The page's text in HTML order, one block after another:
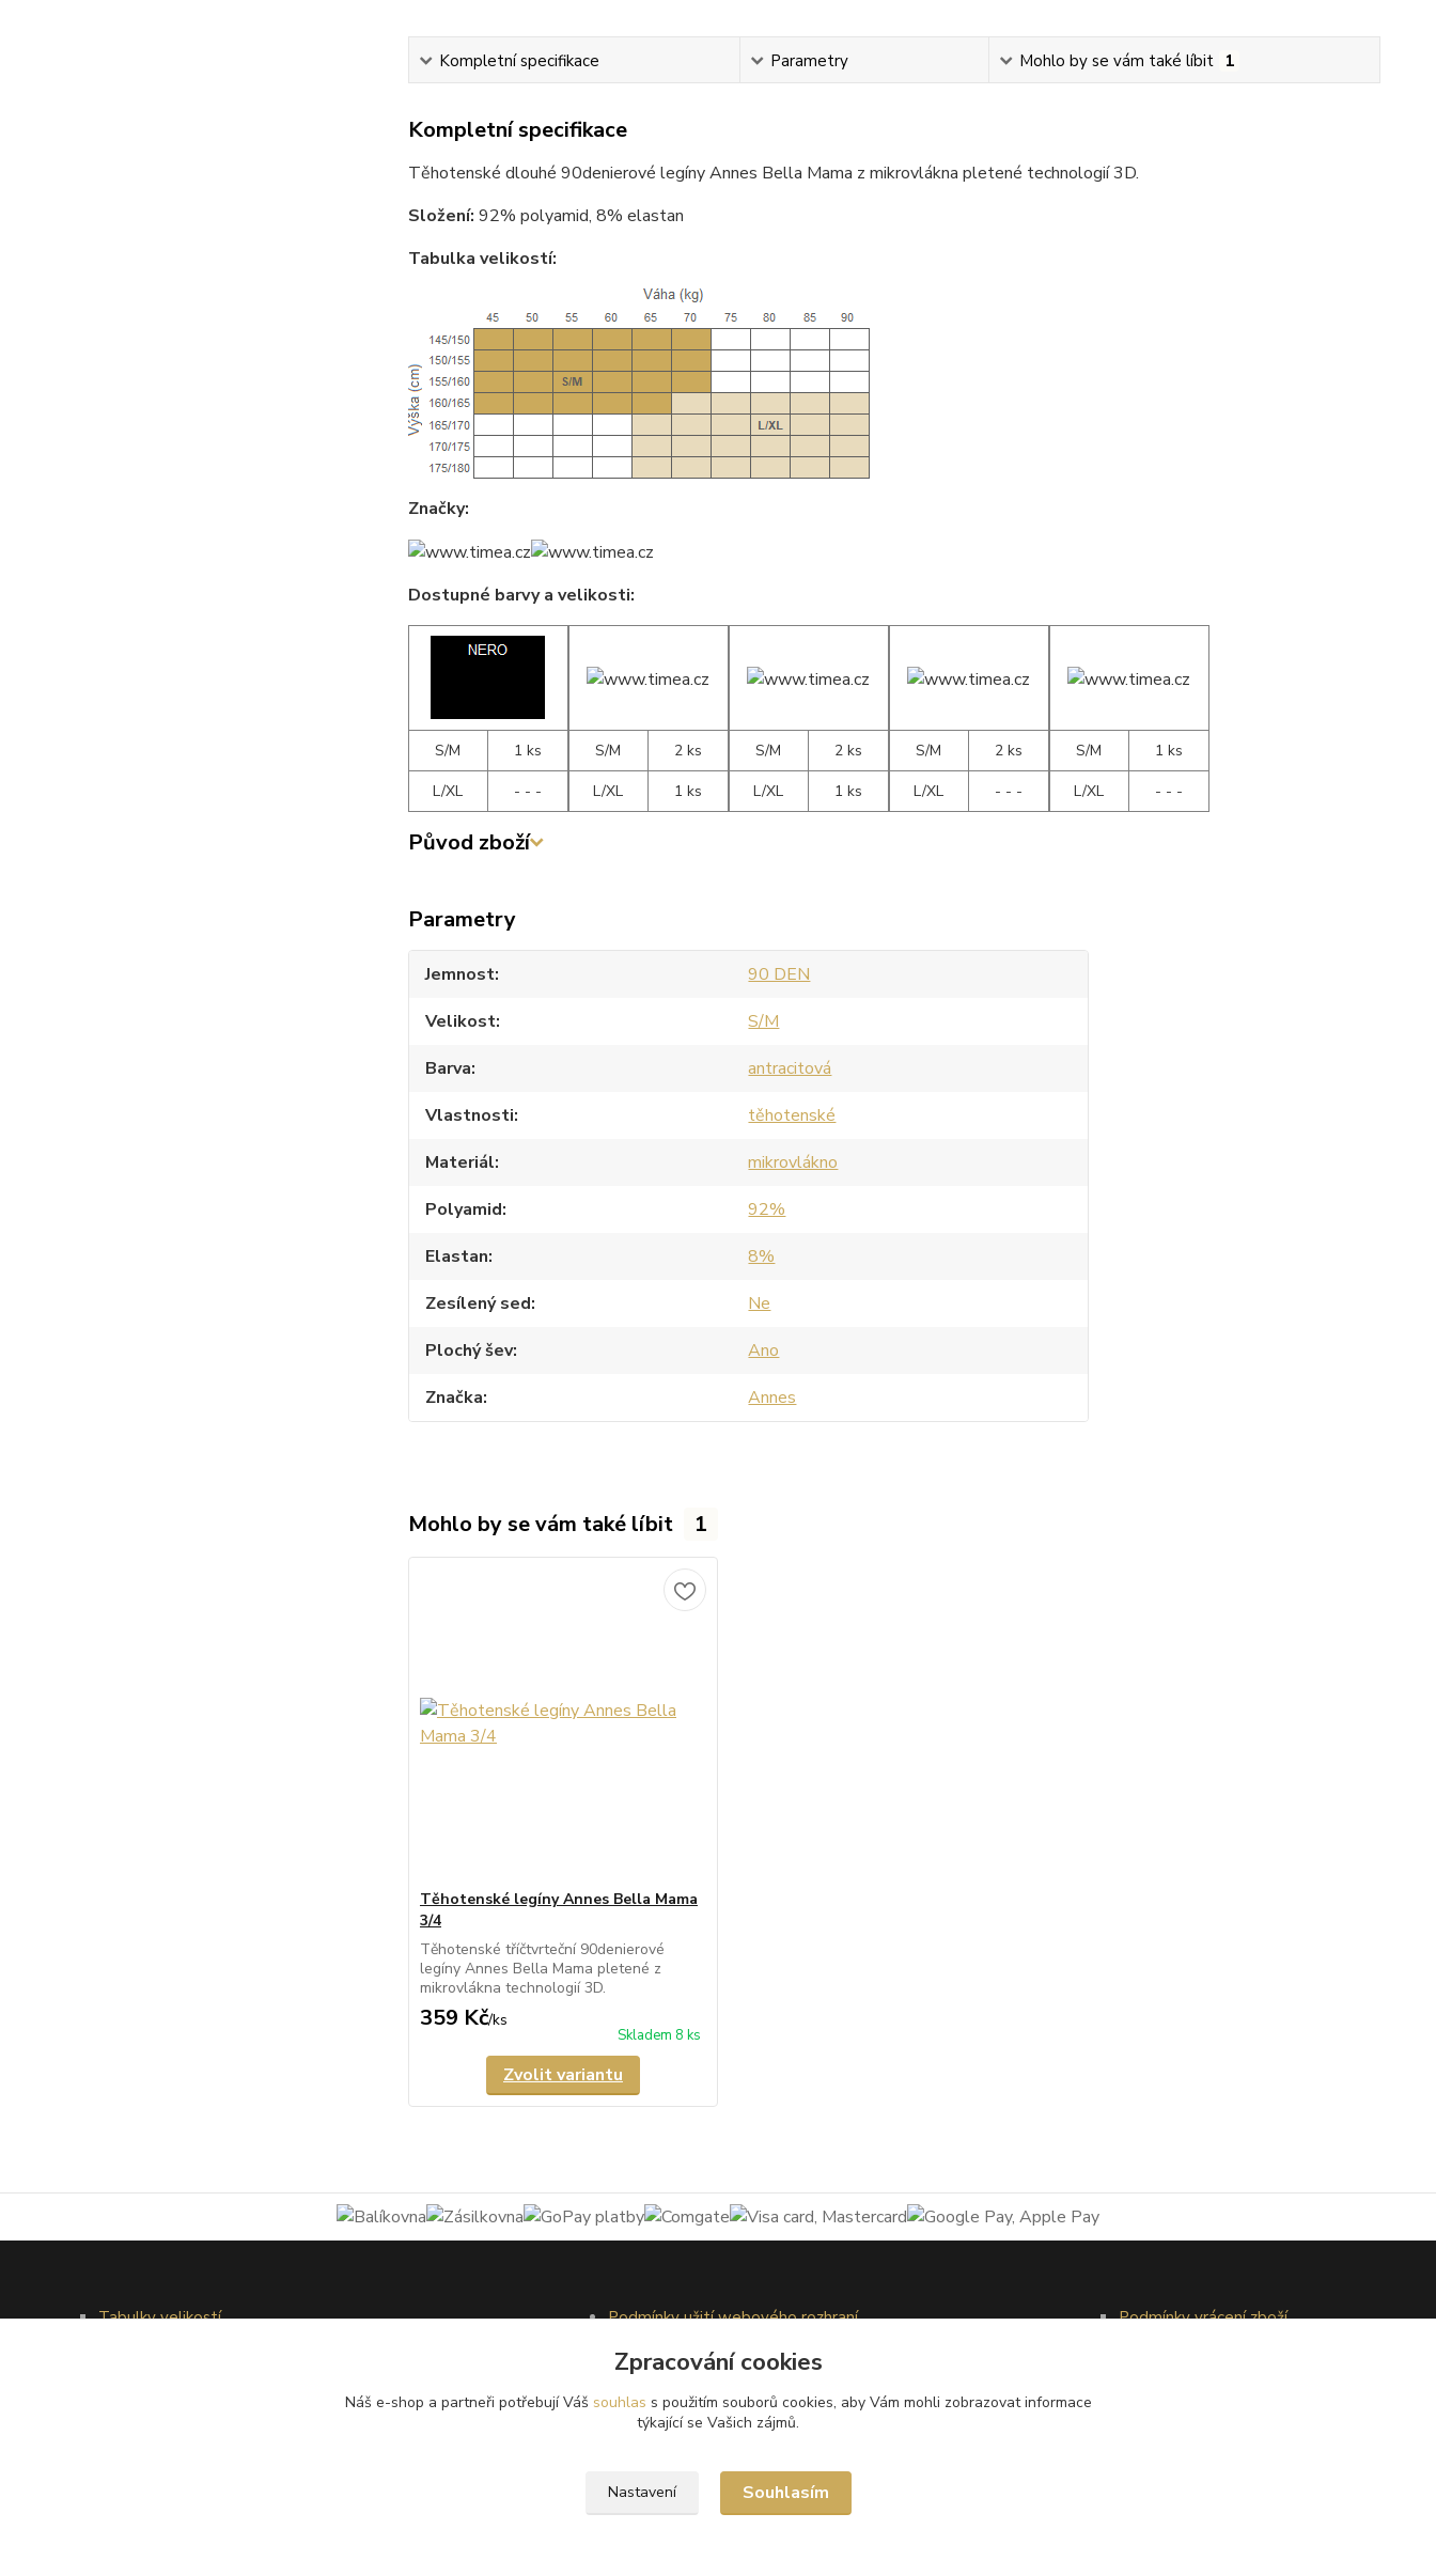
Kompletní specifikace Parametry Mohlo by se vám také líbit 1
Kompletní specifikace
Těhotenské dlouhé 90denierové legíny Annes Bella Mama z mikrovlákna pletené technologií 3D.
Složení: 92% polyamid, 8% elastan
Tabulka velikostí:
Značky:
Dostupné barvy a velikosti:
S/M
1 ks
L/XL
- - -
S/M
2 ks
L/XL
1 ks
S/M
2 ks
L/XL
1 ks
S/M
2 ks
L/XL
- - -
S/M
1 ks
L/XL
- - -
Původ zboží
Parametry
Jemnost
90 DEN
Velikost
S/M
Barva
antracitová
Vlastnosti
těhotenské
Materiál
mikrovlákno
Polyamid
92%
Elastan
8%
Zesílený sed
Ne
Plochý šev
Ano
Značka
Annes
Mohlo by se vám také líbit 1
Těhotenské legíny Annes Bella Mama
3/4
Těhotenské tříčtvrteční 90denierové
legíny Annes Bella Mama pletené z
mikrovlákna technologií 3D.
359 Kč/ks
Skladem 8 ks
Zvolit variantu
Tabulky velikostí
Podmínky užití webového rozhraní
Ochrana osobních údajů
Kontakty
Podmínky vrácení zboží
Zpracování cookies
Náš e-shop a partneři potřebují Váš souhlas s použitím souborů cookies, aby Vám mohli zobrazovat informace
týkající se Vašich zájmů.
Nastavení Souhlasím